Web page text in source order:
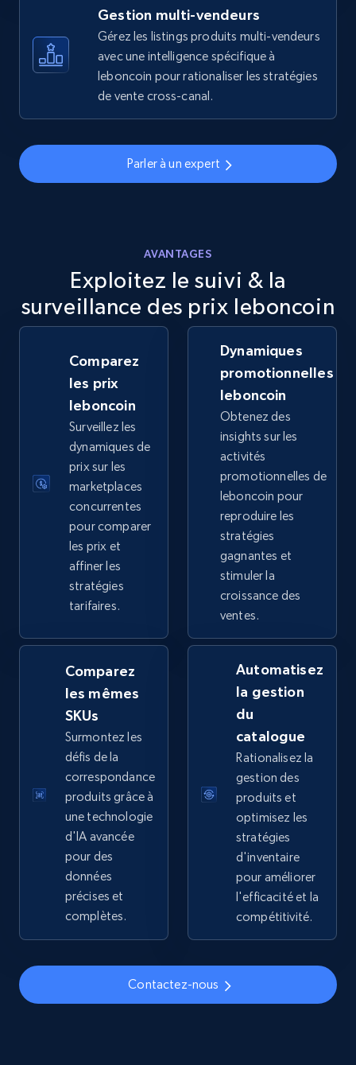
5.6K+ 875+ Commencer
URL, Final price, Sku, Currency, Gtin,
875+
URL, Title, Available, Description, Currency, Initial
price, Final price, Discount percent, and more.
5.4K+ Commencer
TikTok Shop - category
URL, Title, Available, Description, Currency, Initial
price, Final price, Discount percent, and more.
5.4K+ Commencer
TikTok Shop - Collect TikTok shop products
by keywords search
URL, Title, Available, Description, Currency, Initial
price, Final price, Discount percent, and more.
TikTok Shop - discover records by shop url
URL, Title, Available, Description, Currency, Initial
price, Final price, Discount percent, and more.
Amazon sellers info
Gestion multi-vendeurs
Gérez les listings produits multi-vendeurs
avec une intelligence spécifique à
leboncoin pour rationaliser les stratégies
de vente cross-canal.
Parler à un expert
AVANTAGES
Exploitez le suivi & la
surveillance des prix leboncoin
Comparez
les prix
leboncoin
Surveillez les
dynamiques de
prix sur les
marketplaces
concurrentes
pour comparer
les prix et
affiner les
stratégies
tarifaires.
Dynamiques
promotionnelles
leboncoin
Obtenez des
insights sur les
activités
promotionnelles de
leboncoin pour
reproduire les
stratégies
gagnantes et
stimuler la
croissance des
ventes.
Comparez
les mêmes
SKUs
Surmontez les
défis de la
correspondance
produits grâce à
une technologie
d'IA avancée
pour des
données
précises et
complètes.
Automatisez
la gestion
du
catalogue
Rationalisez la
gestion des
produits et
optimisez les
stratégies
d'inventaire
pour améliorer
l'efficacité et la
compétitivité.
Contactez-nous